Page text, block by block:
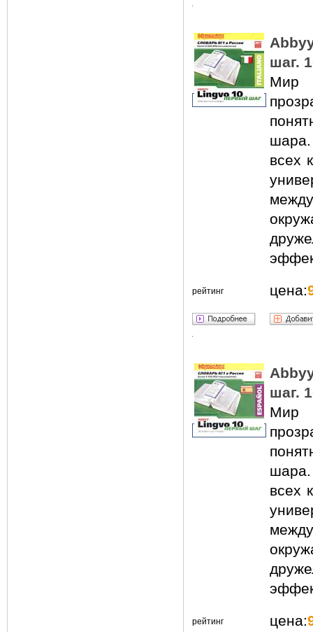
шаг.
Мир
всех
рейтинг цена:
шаг.
Мир
всех
рейтинг цена: